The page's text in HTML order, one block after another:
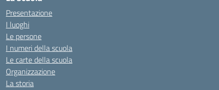
Presentazione
I luoghi
Le persone
I numeri della scuola
Le carte della scuola
Organizzazione
La storia